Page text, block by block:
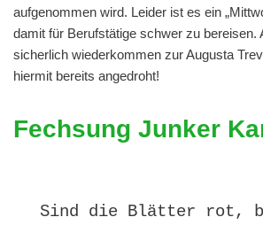
aufgenommen wird. Leider ist es ein
damit für Berufstätige schwer zu bereisen.
sicherlich wiederkommen zur Augusta
hiermit bereits angedroht!
Fechsung Junker
Sind die Blätter rot,